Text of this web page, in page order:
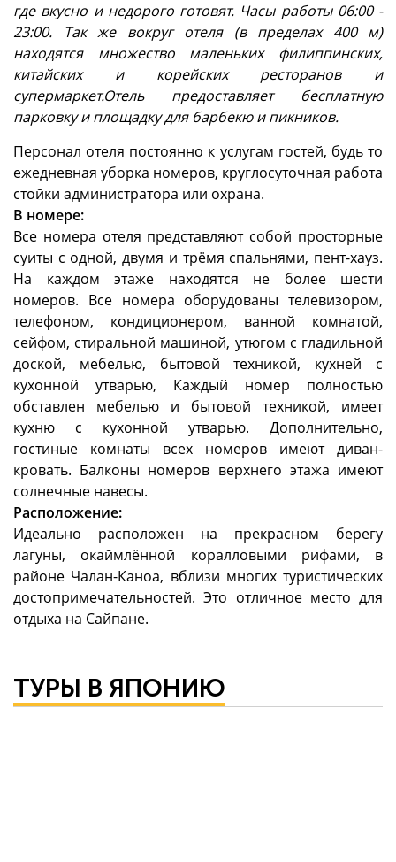
где вкусно и недорого готовят. Часы работы 06:00 -
23:00. Так же вокруг отеля (в пределах 400 м)
находятся множество маленьких филиппинских,
китайских и корейских ресторанов и
супермаркет.Отель предоставляет бесплатную
парковку и площадку для барбекю и пикников.
Персонал отеля постоянно к услугам гостей, будь то
ежедневная уборка номеров, круглосуточная работа
стойки администратора или охрана.
В номере:
Все номера отеля представляют собой просторные
суиты с одной, двумя и трёмя спальнями, пент-хауз.
На каждом этаже находятся не более шести
номеров. Все номера оборудованы телевизором,
телефоном, кондиционером, ванной комнатой,
сейфом, стиральной машиной, утюгом с гладильной
доской, мебелью, бытовой техникой, кухней с
кухонной утварью, Каждый номер полностью
обставлен мебелью и бытовой техникой, имеет
кухню с кухонной утварью. Дополнительно,
гостиные комнаты всех номеров имеют диван-
кровать. Балконы номеров верхнего этажа имеют
солнечные навесы.
Расположение:
Идеально расположен на прекрасном берегу
лагуны, окаймлённой коралловыми рифами, в
районе Чалан-Каноа, вблизи многих туристических
достопримечательностей. Это отличное место для
отдыха на Сайпане.
ТУРЫ В ЯПОНИЮ